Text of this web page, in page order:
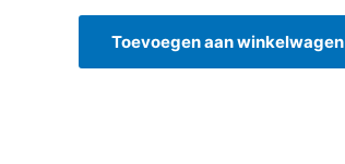
Toevoegen aan winkelwagen